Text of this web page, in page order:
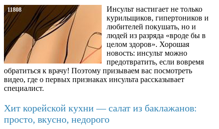
11808
Инсульт настигает не только
курильщиков, гипертоников и
любителей покушать, но и
людей из разряда «вроде бы в
целом здоров». Хорошая
новость: инсульт можно
предотвратить, если вовремя
обратиться к врачу! Поэтому призываем вас посмотреть
видео, где о первых признаках инсульта рассказывает
специалист.
Хит корейской кухни — салат из баклажанов:
просто, вкусно, недорого